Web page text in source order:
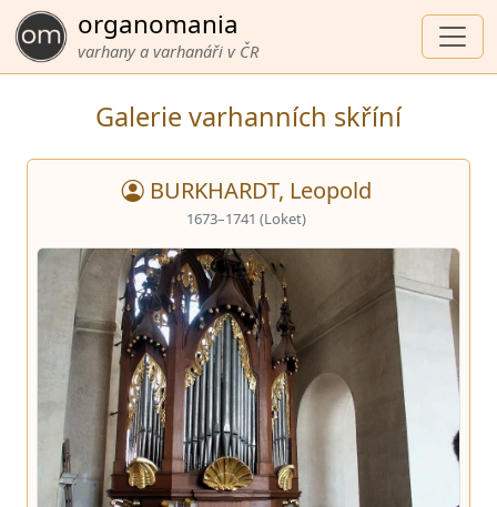
organomania
varhany a varhanáři v ČR
Galerie varhanních skříní
BURKHARDT, Leopold
1673–1741 (Loket)